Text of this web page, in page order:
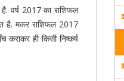
वर्ष 2017 का राशिफल
है. मकर राशिफल 2017
ही किसी निष्कर्ष